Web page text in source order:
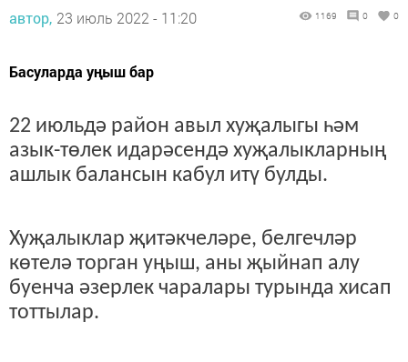
автор, 23 июль 2022 - 11:20 1169 0 0
Басуларда уңыш бар
22 июльдә район авыл хуҗалыгы һәм
азык-төлек идарәсендә хуҗалыкларның
ашлык балансын кабул итү булды.
Хуҗалыклар җитәкчеләре, белгечләр
көтелә торган уңыш, аны җыйнап алу
буенча әзерлек чаралары турында хисап
тоттылар.